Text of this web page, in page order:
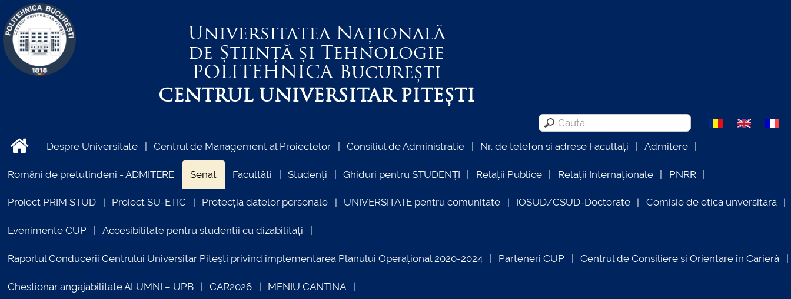
Universitatea Națională
de Știință și Tehnologie
POLITEHNICABucurești
CENTRUL UNIVERSITAR PITEȘTI
Despre Universitate Centrul de Management al Proiectelor Consiliul de Administratie Nr. de telefon si adrese Facultăți Admitere
Români de pretutindeni - ADMITERE Senat Facultăți Studenți Ghiduri pentru STUDENȚI Relații Publice Relații Internaționale PNRR
Proiect PRIM STUD Proiect SU-ETIC Protecția datelor personale UNIVERSITATE pentru comunitate IOSUD/CSUD-Doctorate Comisie de etica unversitară
Evenimente CUP Accesibilitate pentru studenții cu dizabilități
Raportul Conducerii Centrului Universitar Pitești privind implementarea Planului Operațional 2020-2024 Parteneri CUP Centrul de Consiliere și Orientare în Carieră
Chestionar angajabilitate ALUMNI – UPB CAR2026 MENIU CANTINA